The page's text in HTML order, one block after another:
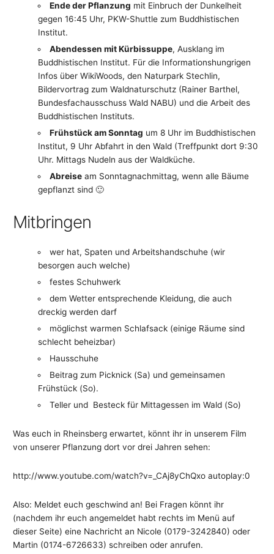
Ende der Pflanzung mit Einbruch der Dunkelheit
gegen 16:45 Uhr, PKW-Shuttle zum Buddhistischen
Institut.
Abendessen mit Kürbissuppe, Ausklang im
Buddhistischen Institut. Für die Informationshungrigen
Infos über WikiWoods, den Naturpark Stechlin,
Bildervortrag zum Waldnaturschutz (Rainer Barthel,
Bundesfachausschuss Wald NABU) und die Arbeit des
Buddhistischen Instituts.
Frühstück am Sonntag um 8 Uhr im Buddhistischen
Institut, 9 Uhr Abfahrt in den Wald (Treffpunkt dort 9:30
Uhr. Mittags Nudeln aus der Waldküche.
Abreiseam Sonntagnachmittag, wenn alle Bäume
gepflanzt sind 🙂
Mitbringen
wer hat, Spaten und Arbeitshandschuhe (wir
besorgen auch welche)
festes Schuhwerk
dem Wetter entsprechende Kleidung, die auch
dreckig werden darf
möglichst warmen Schlafsack (einige Räume sind
schlecht beheizbar)
Hausschuhe
Beitrag zum Picknick (Sa) und gemeinsamen
Frühstück (So).
Teller und Besteck für Mittagessen im Wald (So)
Was euch in Rheinsberg erwartet, könnt ihr in unserem Film
von unserer Pflanzung dort vor drei Jahren sehen:
http://www.youtube.com/watch?v=_CAj8yChQxo autoplay:0
Also: Meldet euch geschwind an! Bei Fragen könnt ihr
(nachdem ihr euch angemeldet habt rechts im Menü auf
dieser Seite) eine Nachricht an Nicole (0179-3242840) oder
Martin (0174-6726633) schreiben oder anrufen.